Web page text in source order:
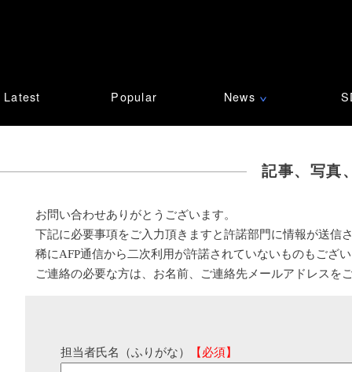
Latest Popular News ∨
記事、写真
お問い合わせありがとうございます。
下記に必要事項をご入力頂きますと許諾部門に情報が送信
稀にAFP通信から二次利用が許諾されていないものもござ
ご連絡の必要な方は、お名前、ご連絡先メールアドレスを
担当者氏名（ふりがな） 【必須】